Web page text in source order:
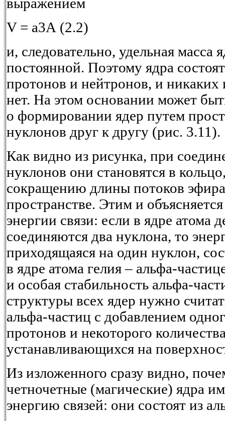
выражением
V = а3А (2.2)
и, следовательно, удельная масса
постоянной. Поэтому ядра
протонов и нейтронов, и
нет. На этом основании может
о формировании ядер путем
нуклонов друг к другу (рис. 3.11).
Как видно из рисунка, при
нуклонов они становятся в
сокращению длины потоков
пространстве. Этим и
энергии связи: если в ядре атома
соединяются два нуклона, то
приходящаяся на один нуклон,
в ядре атома гелия – альфа-
и особая стабильность альфа-
структуры всех ядер нужно
альфа-частиц с добавлением
протонов и некоторого
устанавливающихся на
Из изложенного сразу видно,
четночетные (магические) ядра
энергию связей: они состоят из